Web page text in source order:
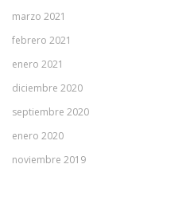
marzo 2021
febrero 2021
enero 2021
diciembre 2020
septiembre 2020
enero 2020
noviembre 2019